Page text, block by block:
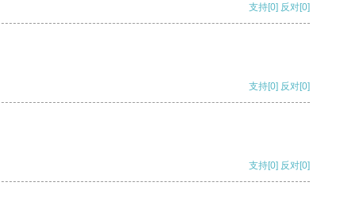
支持[0] 反对[0]
支持[0] 反对[0]
支持[0] 反对[0]